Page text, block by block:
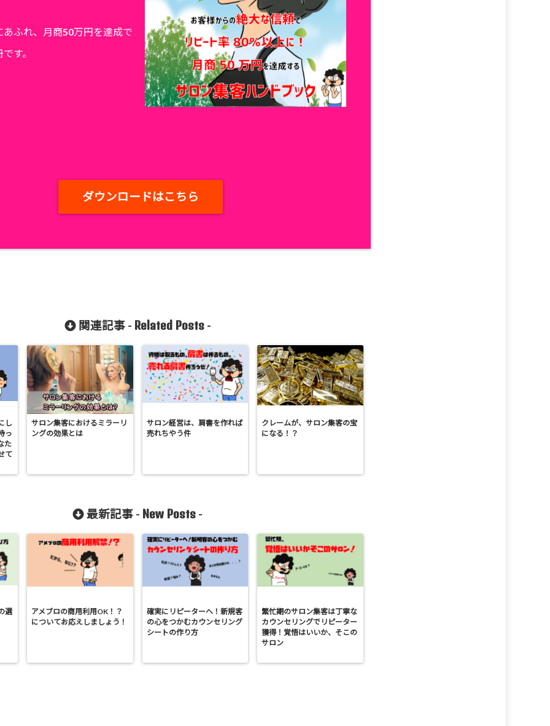
あふれ、月商50万円を達成で
す。
ダウンロードはこちら
関連記事 - Related Posts-
し
っ
た
て
サロン集客におけるミラーリ
ングの効果とは
サロン経営は、肩書を作れば
売れちやう件
クレームが、サロン集客の宝
になる！？
最新記事 - New Posts -
選
アメブロの商用利用OK！？
についてお応えしましょう！
確実にリピーターへ！新規客
の心をつかむカウンセリング
シートの作り方
繁忙期のサロン集客は丁寧な
カウンセリングでリピーター
獲得！覚悟はいいか、そこの
サロン